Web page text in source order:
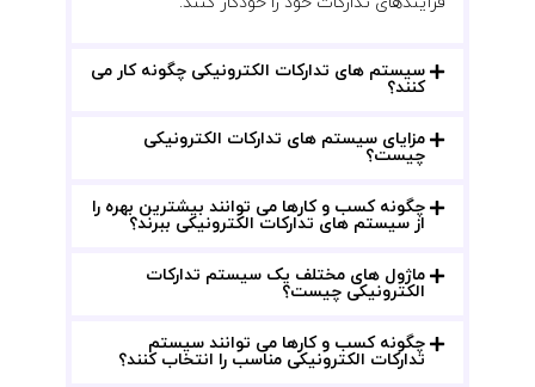
سیستم های تدارکات الکترونیکی چگونه کار می
کنند؟
مزایای سیستم های تدارکات الکترونیکی
چیست؟
چگونه کسب و کارها می توانند بیشترین بهره را
از سیستم های تدارکات الکترونیکی ببرند؟
ماژول های مختلف یک سیستم تدارکات
الکترونیکی چیست؟
چگونه کسب و کارها می توانند سیستم
تدارکات الکترونیکی مناسب را انتخاب کنند؟